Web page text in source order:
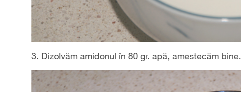
3. Dizolvăm amidonul în 80 gr. apă, amestecăm bine.